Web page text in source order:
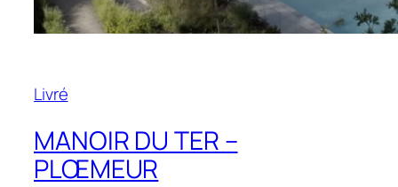
Livré
MANOIR DU TER –
PLŒMEUR